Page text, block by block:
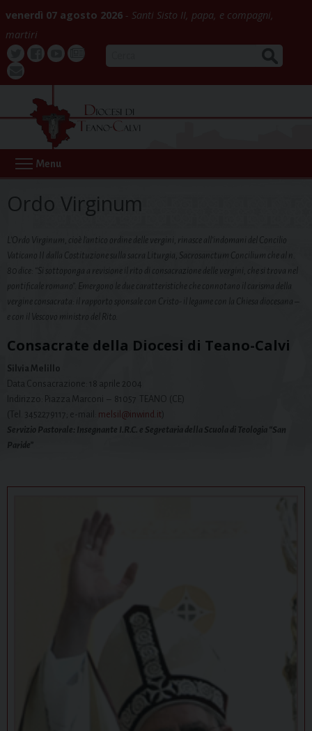
content
venerdì 07 agosto 2026
Santi Sisto II, papa, e compagni,
martiri
Twitter
Buona
webmail
Menu
Ordo Virginum
L’Ordo Virginum, cioè l’antico ordine delle vergini, rinasce all’indomani del Concilio
Vaticano II dalla Costituzione sulla sacra Liturgia, Sacrosanctum Concilium che al n.
80 dice: “Si sottoponga a revisione il rito di consacrazione delle vergini, che si trova nel
pontificale romano”. Emergono le due caratteristiche che connotano il carisma della
vergine consacrata: il rapporto sponsale con Cristo- il legame con la Chiesa diocesana –
e con il Vescovo ministro del Rito.
Consacrate della Diocesi di Teano-Calvi
Silvia Melillo
Data Consacrazione: 18 aprile 2004
Indirizzo: Piazza Marconi – 81057 TEANO (CE)
(Tel. 3452279117; e-mail: melsil@inwind.it
Servizio Pastorale: Insegnante I.R.C. e Segretaria della Scuola di Teologia “San
Paride”